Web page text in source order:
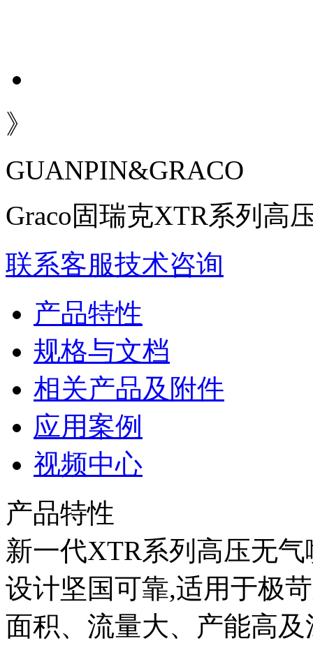
》
GUANPIN&GRACO
Graco固瑞克XTR系列高
联系客服技术咨询
产品特性
规格与文档
相关产品及附件
应用案例
视频中心
产品特性
新一代XTR系列高压无气
设计坚国可靠,适用于极
面积、流量大、产能高